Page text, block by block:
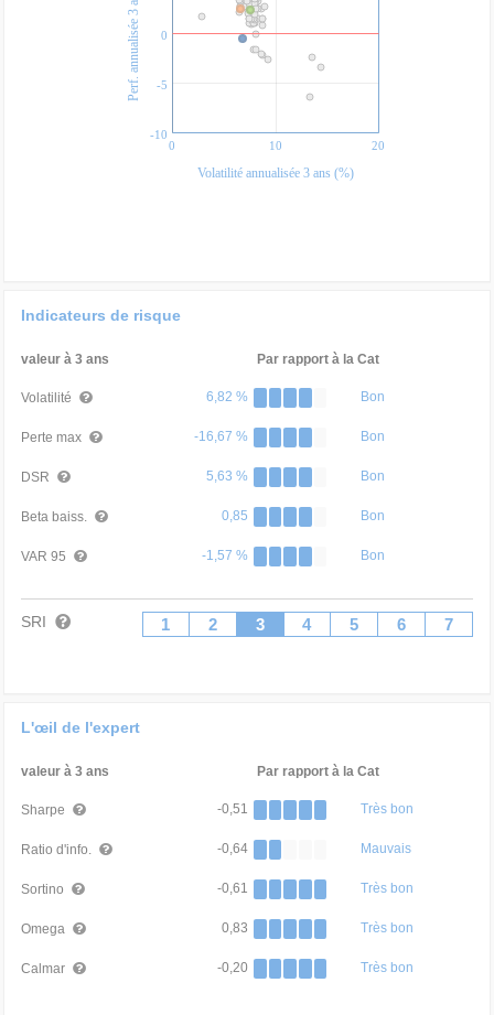
-10
-5
0
Perf. annualisée 3 ans (%)
0 10 20
Volatilité annualisée 3 ans (%)
Indicateurs de risque
valeur à 3 ans Par rapport à la Cat
Volatilité 6,82 % Bon
Perte max -16,67 % Bon
DSR 5,63 % Bon
Beta baiss. 0,85 Bon
VAR 95 -1,57 % Bon
SRI 1 2 3 4 5 6 7
L'œil de l'expert
valeur à 3 ans Par rapport à la Cat
Sharpe -0,51 Très bon
Ratio d'info. -0,64 Mauvais
Sortino -0,61 Très bon
Omega 0,83 Très bon
Calmar -0,20 Très bon